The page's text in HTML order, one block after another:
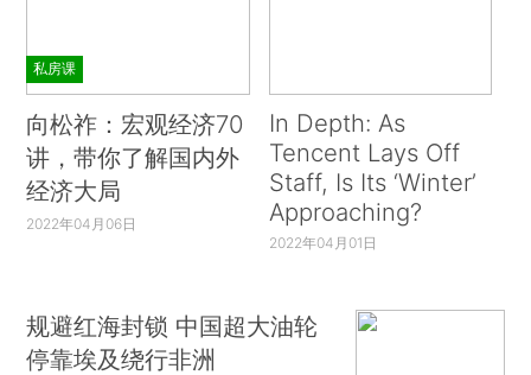
私房课
向松祚：宏观经济70
讲，带你了解国内外
经济大局
2022年04月06日
In Depth: As
Tencent Lays Off
Staff, Is Its ‘Winter’
Approaching?
2022年04月01日
规避红海封锁 中国超大油轮
停靠埃及绕行非洲